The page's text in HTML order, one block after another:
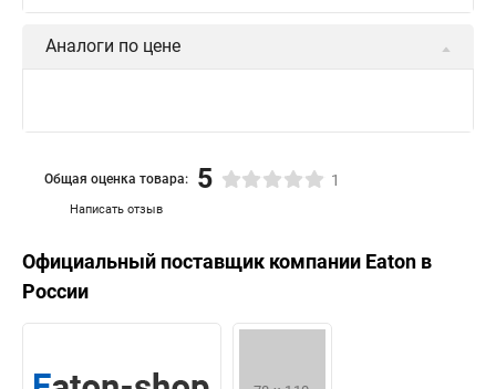
Аналоги по цене
Написать отзыв
Общая оценка товара: 5 1
Официальный поставщик компании Eaton в
России